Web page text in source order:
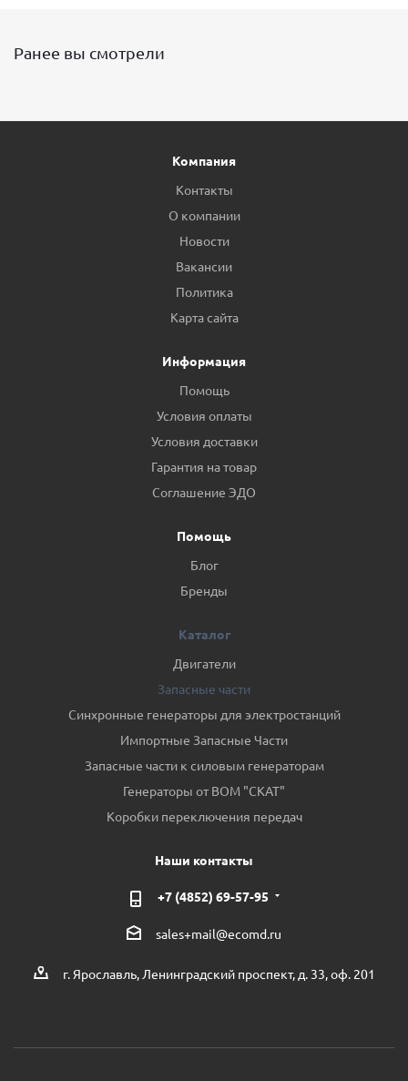
Ранее вы смотрели
Компания
Контакты
О компании
Новости
Вакансии
Политика
Карта сайта
Информация
Помощь
Условия оплаты
Условия доставки
Гарантия на товар
Соглашение ЭДО
Помощь
Блог
Бренды
Каталог
Двигатели
Запасные части
Синхронные генераторы для электростанций
Импортные Запасные Части
Запасные части к силовым генераторам
Генераторы от ВОМ "СКАТ"
Коробки переключения передач
Наши контакты
+7 (4852) 69-57-95
sales+mail@ecomd.ru
г. Ярославль, Ленинградский проспект, д. 33, оф. 201